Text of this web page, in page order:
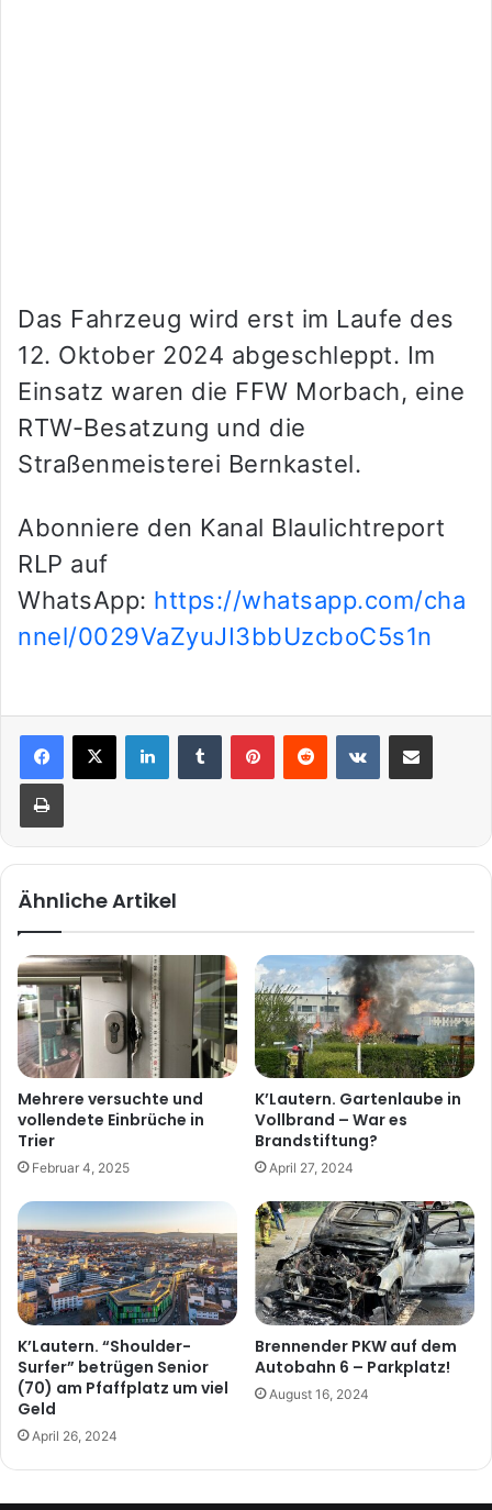
Das Fahrzeug wird erst im Laufe des
12. Oktober 2024 abgeschleppt. Im
Einsatz waren die FFW Morbach, eine
RTW-Besatzung und die
Straßenmeisterei Bernkastel.
Abonniere den Kanal Blaulichtreport
RLP auf
WhatsApp: https://whatsapp.com/cha
nnel/0029VaZyuJI3bbUzcboC5s1n
LinkedInTumblr PinterestReddit VKontakteTeile per E-Mail
Drucken
Ähnliche Artikel
Mehrere versuchte und
vollendete Einbrüche in
Trier
Februar 4, 2025
K’Lautern. Gartenlaube in
Vollbrand – War es
Brandstiftung?
April 27, 2024
K’Lautern. “Shoulder-
Surfer” betrügen Senior
(70) am Pfaffplatz um viel
Geld
April 26, 2024
Brennender PKW auf dem
Autobahn 6 – Parkplatz!
August 16, 2024